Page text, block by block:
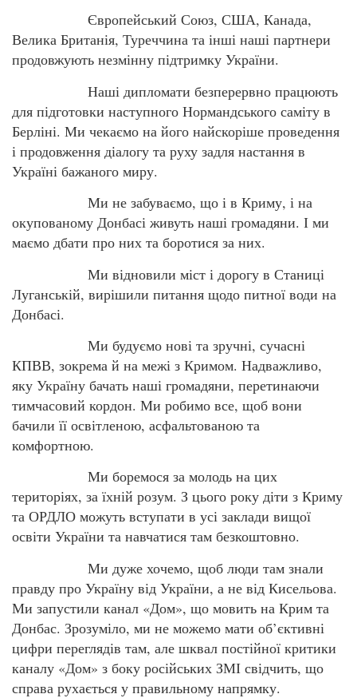
Європейський Союз, США, Канада,
Велика Британія, Туреччина та інші наші партнери
продовжують незмінну підтримку України.
Наші дипломати безперервно працюють
для підготовки наступного Нормандського саміту в
Берліні. Ми чекаємо на його найскоріше проведення
і продовження діалогу та руху задля настання в
Україні бажаного миру.
Ми не забуваємо, що і в Криму, і на
окупованому Донбасі живуть наші громадяни. І ми
маємо дбати про них та боротися за них.
Ми відновили міст і дорогу в Станиці
Луганській, вирішили питання щодо питної води на
Донбасі.
Ми будуємо нові та зручні, сучасні
КПВВ, зокрема й на межі з Кримом. Надважливо,
яку Україну бачать наші громадяни, перетинаючи
тимчасовий кордон. Ми робимо все, щоб вони
бачили її освітленою, асфальтованою та
комфортною.
Ми боремося за молодь на цих
територіях, за їхній розум. З цього року діти з Криму
та ОРДЛО можуть вступати в усі заклади вищої
освіти України та навчатися там безкоштовно.
Ми дуже хочемо, щоб люди там знали
правду про Україну від України, а не від Кисельова.
Ми запустили канал «Дом», що мовить на Крим та
Донбас. Зрозуміло, ми не можемо мати об’єктивні
цифри переглядів там, але шквал постійної критики
каналу «Дом» з боку російських ЗМІ свідчить, що
справа рухається у правильному напрямку.